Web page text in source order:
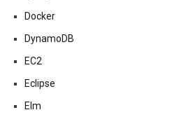
Docker
DynamoDB
EC2
Eclipse
Elm